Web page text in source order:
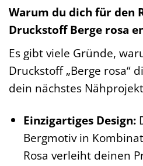
Warum du dich für den
Druckstoff Berge rosa
Es gibt viele Gründe,
Druckstoff „Berge rosa“
dein nächstes
Einzigartiges Design:
Bergmotiv in
Rosa verleiht deinen